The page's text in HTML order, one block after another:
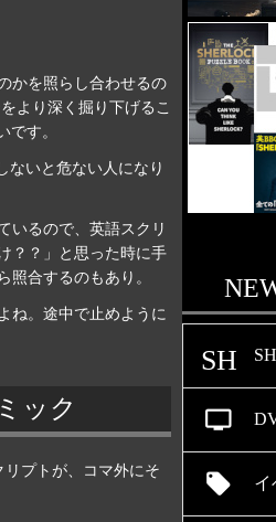
かを照らし合わせるの
より深く掘り下げるこ
です。
ないと危ない人になり
いるので、英語スクリ
？？」と思った時に手
合するのもあり。
ね。途中で止めように
ック
リプトが、コマ外にそ
SH
personal_video
local_offer イ